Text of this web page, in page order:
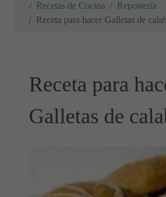
Recetas de Cocina
Repostería
Receta para hacer Galletas de
Receta para
Galletas de